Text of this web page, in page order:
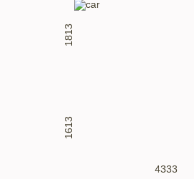
4333
1613
1813